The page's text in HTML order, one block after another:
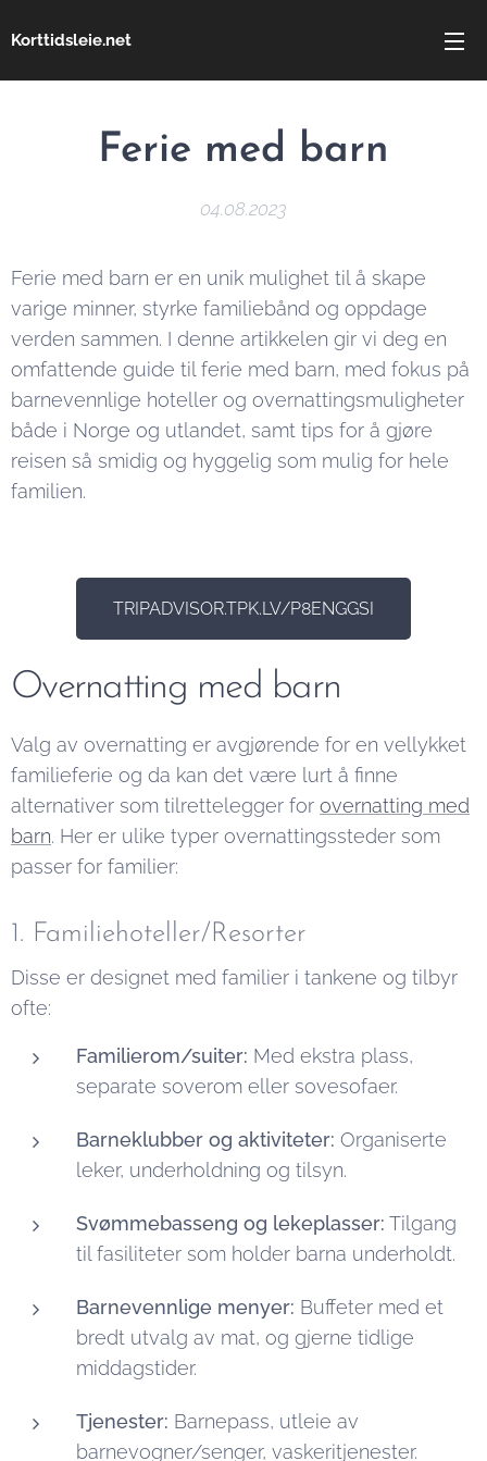
Korttidsleie.net
Ferie med barn
04.08.2023
Ferie med barn er en unik mulighet til å skape
varige minner, styrke familiebånd og oppdage
verden sammen. I denne artikkelen gir vi deg en
omfattende guide til ferie med barn, med fokus på
barnevennlige hoteller og overnattingsmuligheter
både i Norge og utlandet, samt tips for å gjøre
reisen så smidig og hyggelig som mulig for hele
familien.
TRIPADVISOR.TPK.LV/P8ENGGSI
Overnatting med barn
Valg av overnatting er avgjørende for en vellykket
familieferie og da kan det være lurt å finne
alternativer som tilrettelegger for overnatting med
barn. Her er ulike typer overnattingssteder som
passer for familier:
1. Familiehoteller/Resorter
Disse er designet med familier i tankene og tilbyr
ofte:
Familierom/suiter: Med ekstra plass,
separate soverom eller sovesofaer.
Barneklubber og aktiviteter: Organiserte
leker, underholdning og tilsyn.
Svømmebasseng og lekeplasser: Tilgang
til fasiliteter som holder barna underholdt.
Barnevennlige menyer: Buffeter med et
bredt utvalg av mat, og gjerne tidlige
middagstider.
Tjenester: Barnepass, utleie av
barnevogner/senger, vaskeritjenester.